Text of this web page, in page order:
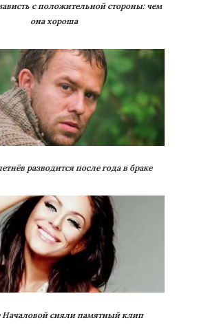
с положительной стороны: чем
она хороша
разводится после года в браке
Началовой сняли памятный клип